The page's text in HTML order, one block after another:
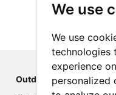
We use
We use
technologies
experience
personalized
Outdoor Index